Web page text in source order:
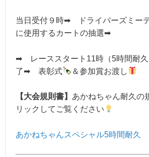
当日受付９時➡ ドライバーズミー
に使用するカートの抽選➡
➡ レーススタート11時（5時間耐
了➡ 表彰式
＆参加賞お渡し
【大会規則書】 あかねちゃん耐久の
リックしてご覧ください
あかねちゃんスペシャル5時間耐久